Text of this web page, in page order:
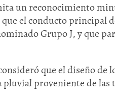
un reconocimiento
el conducto principal
Grupo J, y que
que el diseño de
proveniente de las